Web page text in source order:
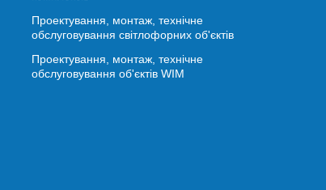
Проектування, монтаж, технічне
обслуговування світлофорних об'єктів
Проектування, монтаж, технічне
обслуговування об'єктів WIM